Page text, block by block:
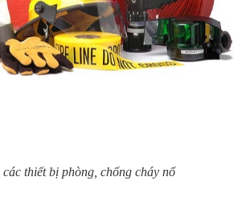
thiết bị phòng, chống cháy nổ